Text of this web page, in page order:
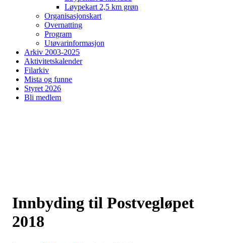
Løypekart 2,5 km grøn
Organisasjonskart
Overnatting
Program
Utøvarinformasjon
Arkiv 2003-2025
Aktivitetskalender
Filarkiv
Mista og funne
Styret 2026
Bli medlem
Innbyding til Postvegløpet
2018